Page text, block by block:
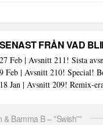
SENAST FRÅN VAD
18 Jan | Avsnitt 209! Remix-
Bamma B – ”Swish””